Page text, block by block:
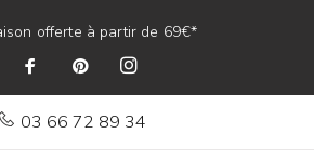
offerte à partir de 69€*
03 66 72 89 34